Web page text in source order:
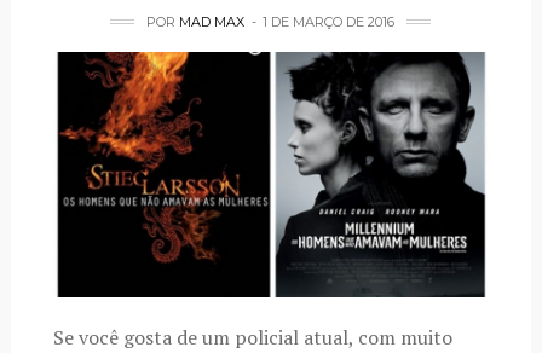
POR MAD MAX 1 DE MARÇO DE 2016
Se você gosta de um policial atual, com muito